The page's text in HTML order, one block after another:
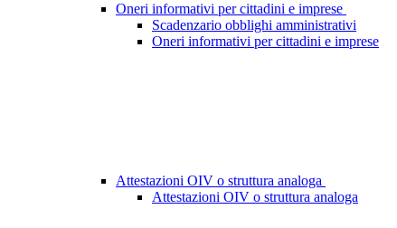
Oneri informativi per cittadini e imprese
Scadenzario obblighi amministrativi
Oneri informativi per cittadini e imprese
Attestazioni OIV o struttura analoga
Attestazioni OIV o struttura analoga